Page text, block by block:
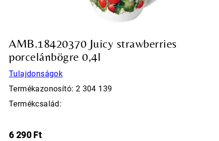
AMB.18420370 Juicy strawberries
porcelánbögre 0,4l
Tulajdonságok
Termékazonosító: 2 304 139
Termékcsalád:
6 290 Ft